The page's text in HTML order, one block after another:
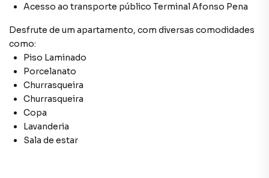
Acesso ao transporte público Terminal Afonso Pena
Desfrute de um apartamento, com diversas comodidades
como:
Piso Laminado
Porcelanato
Churrasqueira
Churrasqueira
Copa
Lavanderia
Sala de estar